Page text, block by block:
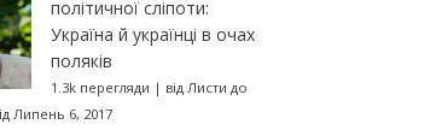
політичної сліпоти:
Україна й українці в очах
поляків
1.3k перегляди | від Листи до
Липень 6, 2017